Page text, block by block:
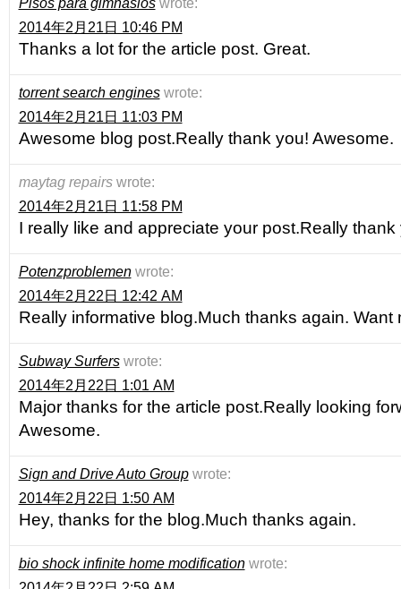
Pisos para gimnasios wrote:
2014年2月21日 10:46 PM
Thanks a lot for the article post. Great.
torrent search engines wrote:
2014年2月21日 11:03 PM
Awesome blog post.Really thank you! Awesome.
maytag repairs wrote:
2014年2月21日 11:58 PM
I really like and appreciate your post.Really
Potenzproblemen wrote:
2014年2月22日 12:42 AM
Really informative blog.Much thanks again. Want
Subway Surfers wrote:
2014年2月22日 1:01 AM
Major thanks for the article post.Really looking
Awesome.
Sign and Drive Auto Group wrote:
2014年2月22日 1:50 AM
Hey, thanks for the blog.Much thanks again.
bio shock infinite home modification wrote: